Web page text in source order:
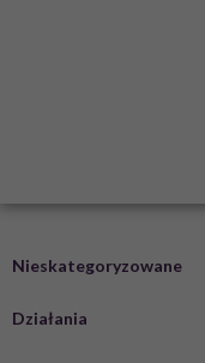
Nieskategoryzowane
Działania